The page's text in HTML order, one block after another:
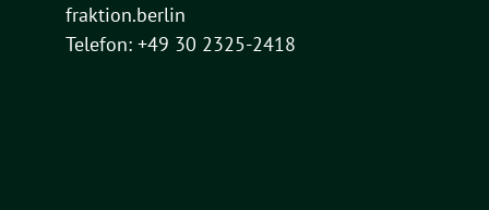
fraktion.berlin
Telefon: +49 30 2325-2418